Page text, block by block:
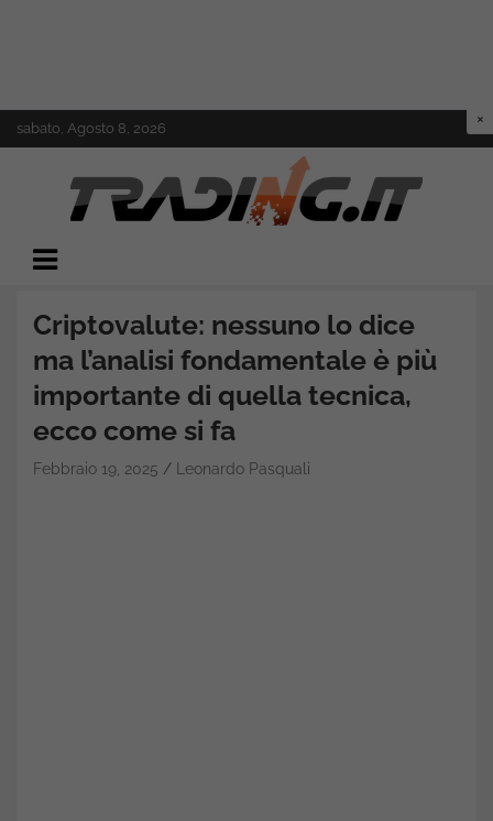
to
sabato, Agosto 8, 2026
Trading.it
Criptovalute: nessuno lo dice
ma l’analisi fondamentale è più
importante di quella tecnica,
ecco come si fa
Febbraio 19, 2025 Leonardo Pasquali